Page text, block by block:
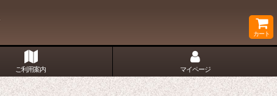
カート
ご利用案内 マイページ